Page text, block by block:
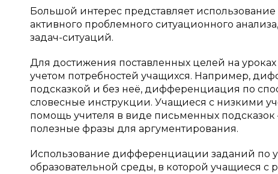
Большой интерес представляет
активного проблемного ситуационного
задач-ситуаций.
Для достижения поставленных целей на
учетом потребностей учащихся. Например,
подсказкой и без неё, дифференциация по
словесные инструкции. Учащиеся с низкими
помощь учителя в виде письменных
полезные фразы для аргументирования.
Использование дифференциации заданий по
образовательной среды, в которой учащиеся с